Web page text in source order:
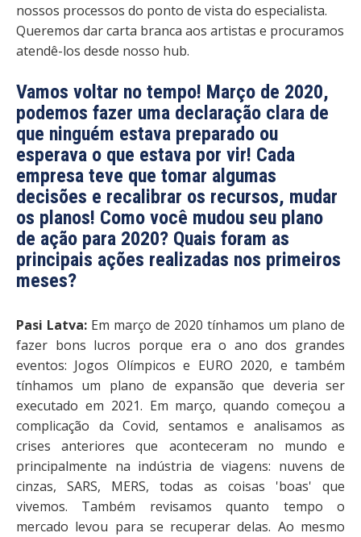
nossos processos do ponto de vista do especialista.
Queremos dar carta branca aos artistas e procuramos
atendê-los desde nosso hub.
Vamos voltar no tempo! Março de 2020,
podemos fazer uma declaração clara de
que ninguém estava preparado ou
esperava o que estava por vir! Cada
empresa teve que tomar algumas
decisões e recalibrar os recursos, mudar
os planos! Como você mudou seu plano
de ação para 2020? Quais foram as
principais ações realizadas nos primeiros
meses?
Pasi Latva: Em março de 2020 tínhamos um plano de
fazer bons lucros porque era o ano dos grandes
eventos: Jogos Olímpicos e EURO 2020, e também
tínhamos um plano de expansão que deveria ser
executado em 2021. Em março, quando começou a
complicação da Covid, sentamos e analisamos as
crises anteriores que aconteceram no mundo e
principalmente na indústria de viagens: nuvens de
cinzas, SARS, MERS, todas as coisas 'boas' que
vivemos. Também revisamos quanto tempo o
mercado levou para se recuperar delas. Ao mesmo